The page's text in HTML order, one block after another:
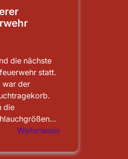
die nächste
statt.
war der
die
Weiterlesen
unserer